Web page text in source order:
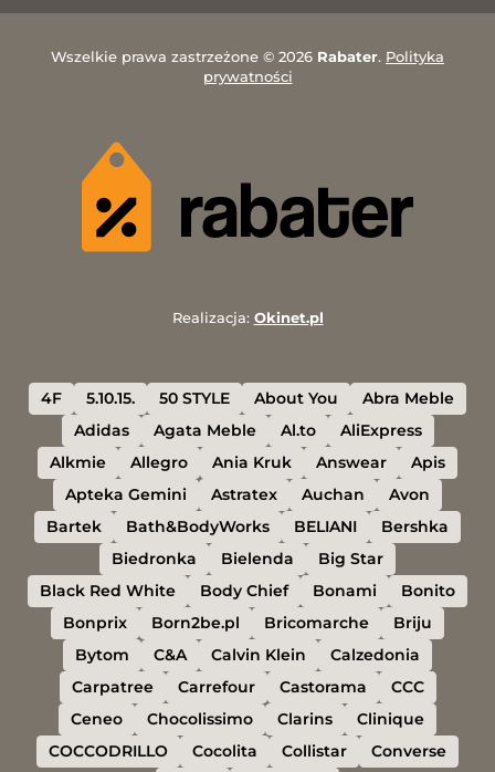
Wszelkie prawa zastrzeżone © 2026 Rabater. Polityka
prywatności
Realizacja: Okinet.pl
4F 5.10.15. 50 STYLE About You
Abra Meble
Adidas
Agata Meble Al.to
AliExpress
Alkmie
Allegro Ania Kruk Answear
Apis
Apteka Gemini
Astratex Auchan
Avon
Bartek
Bath&BodyWorks BELIANI
Bershka
Biedronka
Bielenda
Big Star
Black Red White
Body Chief Bonami
Bonito
Bonprix
Born2be.pl Bricomarche
Briju
Bytom
C&A Calvin Klein
Calzedonia
Carpatree
Carrefour Castorama
CCC
Ceneo
Chocolissimo Clarins
Clinique
COCCODRILLO
Cocolita Collistar Converse